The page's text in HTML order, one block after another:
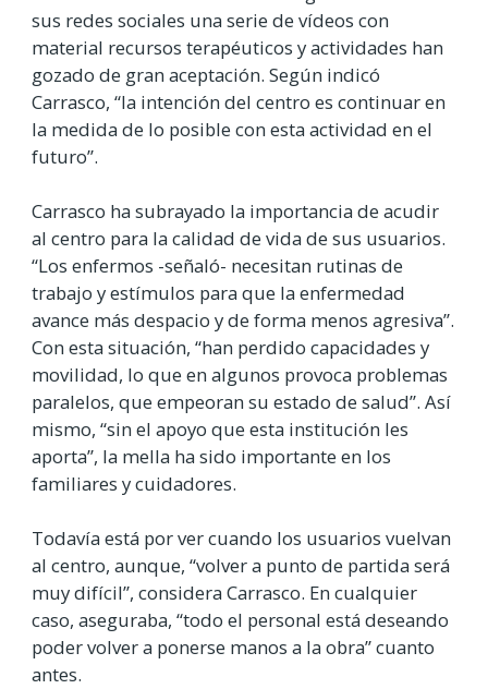
sus redes sociales una serie de vídeos con
material recursos terapéuticos y actividades han
gozado de gran aceptación. Según indicó
Carrasco, “la intención del centro es continuar en
la medida de lo posible con esta actividad en el
futuro”.
Carrasco ha subrayado la importancia de acudir
al centro para la calidad de vida de sus usuarios.
“Los enfermos -señaló- necesitan rutinas de
trabajo y estímulos para que la enfermedad
avance más despacio y de forma menos agresiva”.
Con esta situación, “han perdido capacidades y
movilidad, lo que en algunos provoca problemas
paralelos, que empeoran su estado de salud”. Así
mismo, “sin el apoyo que esta institución les
aporta”, la mella ha sido importante en los
familiares y cuidadores.
Todavía está por ver cuando los usuarios vuelvan
al centro, aunque, “volver a punto de partida será
muy difícil”, considera Carrasco. En cualquier
caso, aseguraba, “todo el personal está deseando
poder volver a ponerse manos a la obra” cuanto
antes.